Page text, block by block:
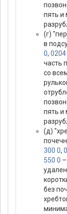
пять и
(г)
в
0, 0204
часть
со
пять и
(д)
300 0,
550 0
без